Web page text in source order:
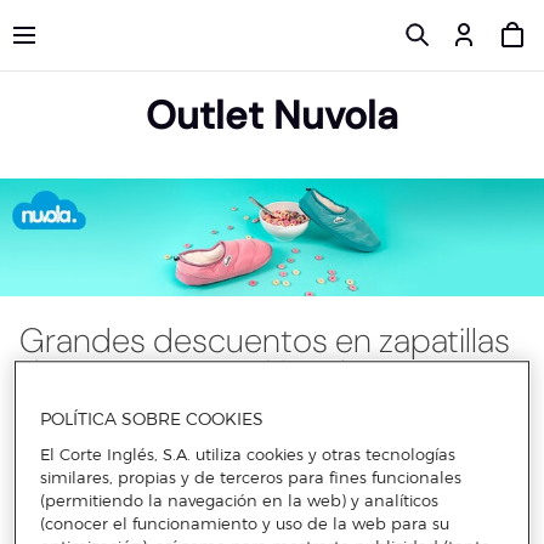
Outlet Nuvola
Grandes descuentos en zapatillas
de estar en casa Nuvola
Tus zapatillas de estar en casa deben ser un símbolo de
confort, bienestar y comodidad. Es esencial que elijas un
calzado cómodo y apropiado para que tus pies descansen y
no sufran daños en casa. Nuvola es una firma experta en
zapatillas de estar por casa diferentes y muy originales, con
POLÍTICA SOBRE COOKIES
El Corte Inglés, S.A. utiliza cookies y otras tecnologías
similares, propias y de terceros para fines funcionales
(permitiendo la navegación en la web) y analíticos
(conocer el funcionamiento y uso de la web para su